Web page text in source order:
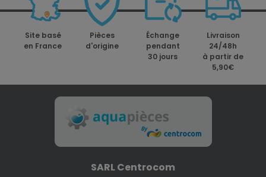
Site basé
en France
Pièces
d'origine
Échange
pendant
30 jours
Livraison
24/48h
à partir de
5,90€
SARL Centrocom